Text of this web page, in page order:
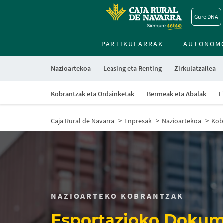
Gure DNA
PARTIKULARRAK
Nazioartekoa
Kobrantzak eta Ordainketak Bermeak eta Abalak
Leasing eta Renting Zirkulatzailea
Caja Rural de Navarra Enpresak Nazioartekoa
NAZIOARTEKO KOBRANTZAK